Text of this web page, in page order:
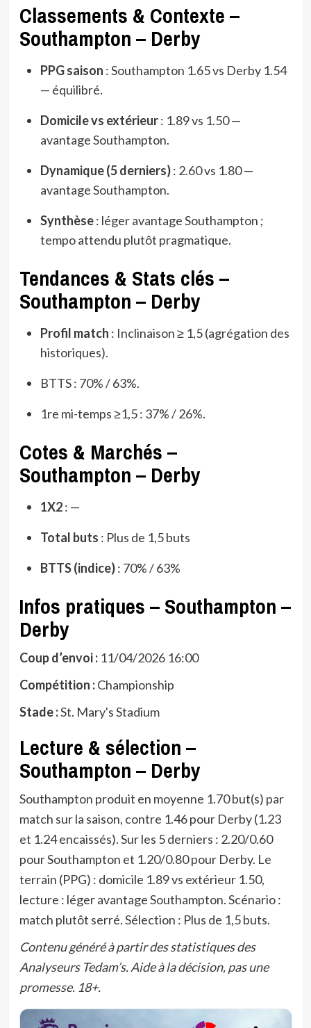
Classements & Contexte –
Southampton – Derby
PPG saison : Southampton 1.65 vs Derby 1.54
— équilibré.
Domicile vs extérieur: 1.89 vs 1.50 —
avantage Southampton.
Dynamique (5 derniers): 2.60 vs 1.80 —
avantage Southampton.
Synthèse: léger avantage Southampton ;
tempo attendu plutôt pragmatique.
Tendances & Stats clés –
Southampton – Derby
Profil match : Inclinaison ≥ 1,5 (agrégation des
historiques).
BTTS : 70% / 63%.
1re mi-temps ≥1,5 : 37% / 26%.
Cotes & Marchés –
Southampton – Derby
1X2: —
Total buts : Plus de 1,5 buts
BTTS (indice): 70% / 63%
Infos pratiques – Southampton –
Derby
Coup d’envoi :11/04/2026 16:00
Compétition :Championship
Stade :St. Mary's Stadium
Lecture & sélection –
Southampton – Derby
Southampton produit en moyenne 1.70 but(s) par
match sur la saison, contre 1.46 pour Derby (1.23
et 1.24 encaissés). Sur les 5 derniers : 2.20/0.60
pour Southampton et 1.20/0.80 pour Derby. Le
terrain (PPG) : domicile 1.89 vs extérieur 1.50,
lecture : léger avantage Southampton. Scénario :
match plutôt serré. Sélection : Plus de 1,5 buts.
Contenu généré à partir des statistiques des
Analyseurs Tedam’s. Aide à la décision, pas une
promesse. 18+.